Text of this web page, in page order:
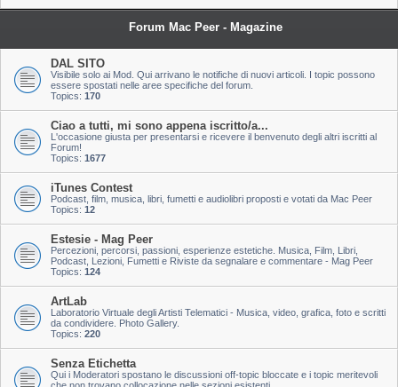
Forum Mac Peer - Magazine
DAL SITO
Visibile solo ai Mod. Qui arrivano le notifiche di nuovi articoli. I topic possono
essere spostati nelle aree specifiche del forum.
Topics: 170
Ciao a tutti, mi sono appena iscritto/a...
L'occasione giusta per presentarsi e ricevere il benvenuto degli altri iscritti al
Forum!
Topics: 1677
iTunes Contest
Podcast, film, musica, libri, fumetti e audiolibri proposti e votati da Mac Peer
Topics: 12
Estesie - Mag Peer
Percezioni, percorsi, passioni, esperienze estetiche. Musica, Film, Libri,
Podcast, Lezioni, Fumetti e Riviste da segnalare e commentare - Mag Peer
Topics: 124
ArtLab
Laboratorio Virtuale degli Artisti Telematici - Musica, video, grafica, foto e scritti
da condividere. Photo Gallery.
Topics: 220
Senza Etichetta
Qui i Moderatori spostano le discussioni off-topic bloccate e i topic meritevoli